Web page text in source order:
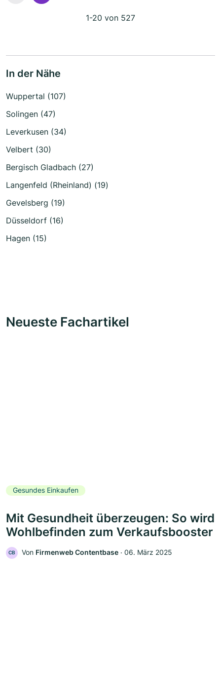
1-20 von 527
In der Nähe
Wuppertal (107)
Solingen (47)
Leverkusen (34)
Velbert (30)
Bergisch Gladbach (27)
Langenfeld (Rheinland) (19)
Gevelsberg (19)
Düsseldorf (16)
Hagen (15)
Neueste Fachartikel
Gesundes Einkaufen
Mit Gesundheit überzeugen: So wird
Wohlbefinden zum Verkaufsbooster
CB Von Firmenweb Contentbase ‧ 06. März 2025